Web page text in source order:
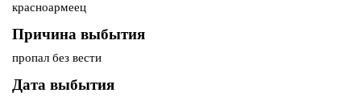
красноармеец
Причина выбытия
пропал без вести
Дата выбытия